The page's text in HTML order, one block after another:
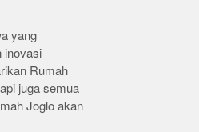
yang
inovasi
Rumah
juga semua
Joglo akan